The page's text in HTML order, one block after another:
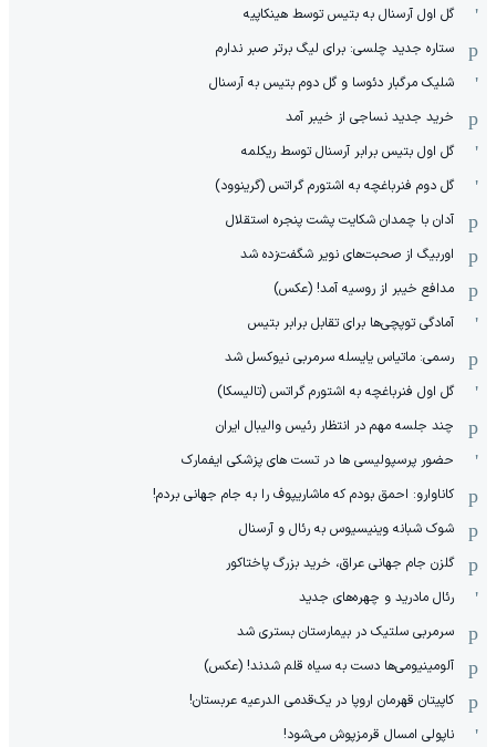
گل اول آرسنال به بتیس توسط هینکاپیه
ستاره جدید چلسی: برای لیگ برتر صبر ندارم
شلیک مرگبار دئوسا و گل دوم بتیس به آرسنال
خرید جدید نساجی از خیبر آمد
گل اول بتیس برابر آرسنال توسط ریکلمه
گل دوم فنرباغچه به اشتورم گراتس (گرینوود)
آدان با چمدان شکایت پشت پنجره استقلال
اوربیگ از صحبت‌های نویر شگفت‌زده شد
مدافع خیبر از روسیه آمد! (عکس)
آمادگی توپچی‌ها برای تقابل برابر بتیس
رسمی: ماتیاس یایسله سرمربی نیوکسل شد
گل اول فنرباغچه به اشتورم گراتس (تالیسکا)
چند جلسه مهم در انتظار رئیس والیبال ایران
حضور پرسپولیسی ها در تست های پزشکی ایفمارک
کاناوارو: احمق بودم که ماشاریپوف را به جام جهانی بردم!
شوک شبانه وینیسیوس به رئال و آرسنال
گلزن جام جهانی عراق، خرید بزرگ پاختاکور
رئال مادرید و چهره‌های جدید
سرمربی سلتیک در بیمارستان بستری شد
آلومینیومی‌ها دست به سیاه قلم شدند! (عکس)
کاپیتان قهرمان اروپا در یک‌قدمی الدرعیه عربستان!
ناپولی امسال قرمزپوش می‌شود!